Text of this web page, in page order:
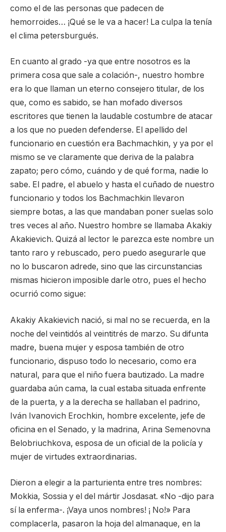
como el de las personas que padecen de
hemorroides… ¡Qué se le va a hacer! La culpa la tenía
el clima petersburgués.
En cuanto al grado -ya que entre nosotros es la
primera cosa que sale a colación-, nuestro hombre
era lo que llaman un eterno consejero titular, de los
que, como es sabido, se han mofado diversos
escritores que tienen la laudable costumbre de atacar
a los que no pueden defenderse. El apellido del
funcionario en cuestión era Bachmachkin, y ya por el
mismo se ve claramente que deriva de la palabra
zapato; pero cómo, cuándo y de qué forma, nadie lo
sabe. El padre, el abuelo y hasta el cuñado de nuestro
funcionario y todos los Bachmachkin llevaron
siempre botas, a las que mandaban poner suelas solo
tres veces al año. Nuestro hombre se llamaba Akakiy
Akakievich. Quizá al lector le parezca este nombre un
tanto raro y rebuscado, pero puedo asegurarle que
no lo buscaron adrede, sino que las circunstancias
mismas hicieron imposible darle otro, pues el hecho
ocurrió como sigue:
Akakiy Akakievich nació, si mal no se recuerda, en la
noche del veintidós al veintitrés de marzo. Su difunta
madre, buena mujer y esposa también de otro
funcionario, dispuso todo lo necesario, como era
natural, para que el niño fuera bautizado. La madre
guardaba aún cama, la cual estaba situada enfrente
de la puerta, y a la derecha se hallaban el padrino,
Iván Ivanovich Erochkin, hombre excelente, jefe de
oficina en el Senado, y la madrina, Arina Semenovna
Belobriuchkova, esposa de un oficial de la policía y
mujer de virtudes extraordinarias.
Dieron a elegir a la parturienta entre tres nombres:
Mokkia, Sossia y el del mártir Josdasat. «No -dijo para
sí la enferma-. ¡Vaya unos nombres! ¡ No!» Para
complacerla, pasaron la hoja del almanaque, en la